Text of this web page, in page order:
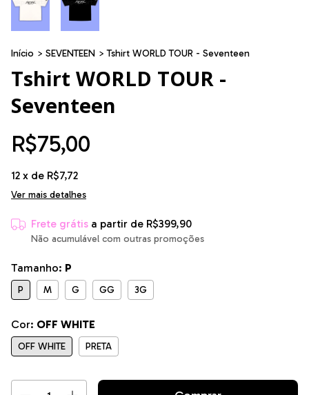
Início > SEVENTEEN > Tshirt WORLD TOUR - Seventeen
Tshirt WORLD TOUR -
Seventeen
R$75,00
12 x de R$7,72
Ver mais detalhes
Frete grátis a partir de R$399,90
Não acumulável com outras promoções
Tamanho: P
P M G GG 3G
Cor: OFF WHITE
OFF WHITE PRETA